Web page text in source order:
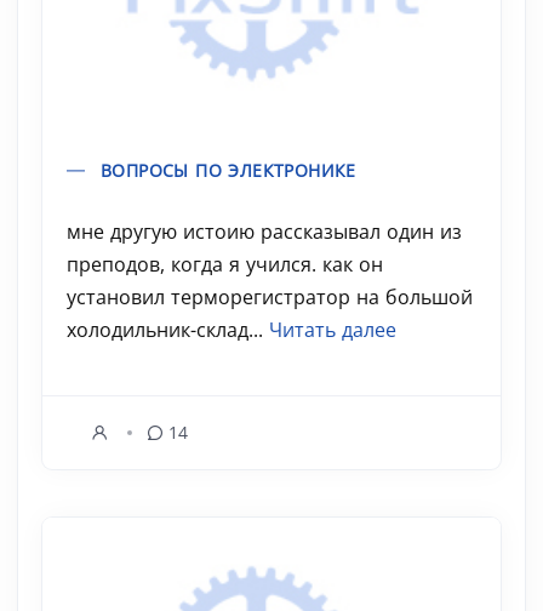
ВОПРОСЫ ПО ЭЛЕКТРОНИКЕ
мне другую истоию рассказывал один из
преподов, когда я учился. как он
установил терморегистратор на большой
холодильник-склад... Читать далее
14